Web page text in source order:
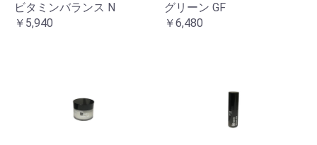
ビタミンバランス N
￥5,940
グリーン GF
￥6,480